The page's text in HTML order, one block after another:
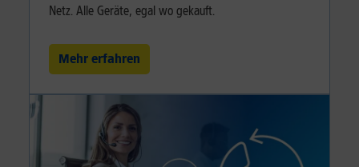
Netz. Alle Geräte, egal wo gekauft.
Mehr erfahren